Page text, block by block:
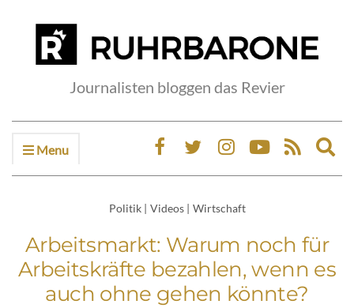
Journalisten bloggen das Revier
Menu
Politik | Videos | Wirtschaft
Arbeitsmarkt: Warum noch für
Arbeitskräfte bezahlen, wenn es
auch ohne gehen könnte?